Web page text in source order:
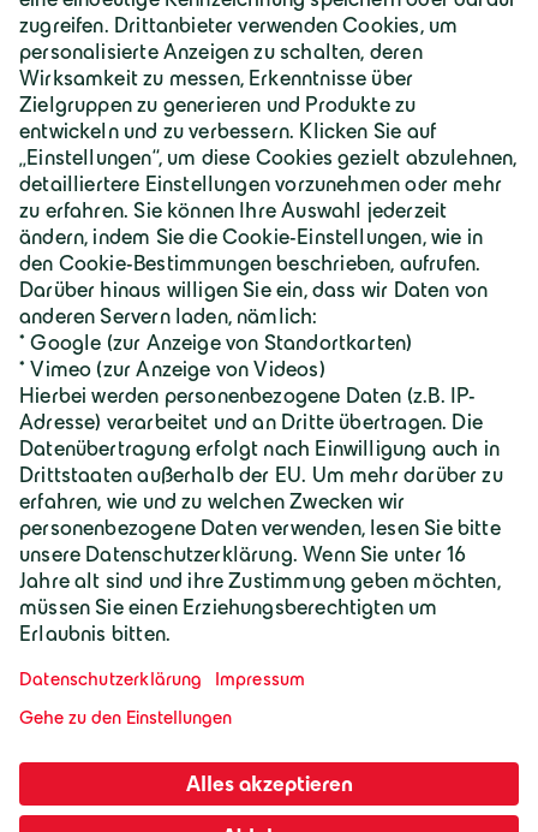
Geiger Gruppe
Über Geiger
Karriere
Geiger Gruppe
Wilhelm-Geiger-Straße 1
87561 Oberstdorf
+49 8322 18 0
info@geigergruppe.de
Darf ich mich vorstellen, ich bin der
Fragen und Anliegen.